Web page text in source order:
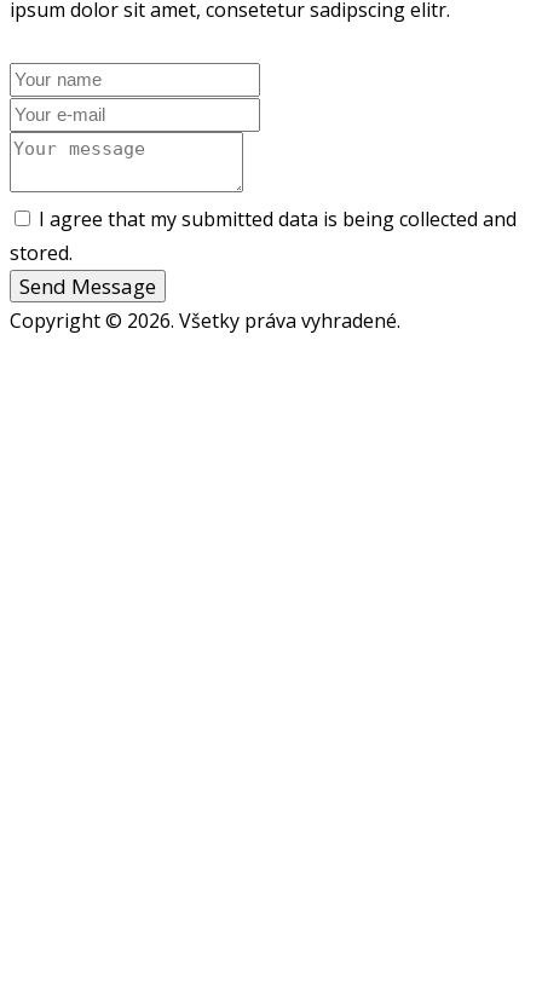
ipsum dolor sit amet, consetetur sadipscing elitr.
I agree that my submitted data is being collected and
stored.
Send Message
Copyright © 2026. Všetky práva vyhradené.